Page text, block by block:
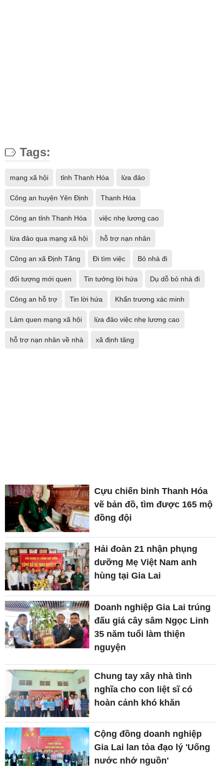
Tags:
mạng xã hội tỉnh Thanh Hóa lừa đảo
Công an huyện Yên Định Thanh Hóa
Công an tỉnh Thanh Hóa việc nhẹ lương cao
lừa đảo qua mạng xã hội hỗ trợ nạn nhân
Công an xã Định Tăng Đi tìm việc Bỏ nhà đi
đối tượng mới quen Tin tưởng lời hứa Dụ dỗ bỏ nhà đi
Công an hỗ trợ Tin lời hứa Khẩn trương xác minh
Làm quen mạng xã hội lừa đảo việc nhẹ lương cao
hỗ trợ nạn nhân về nhà xã định tăng
Cựu chiến binh Thanh Hóa
vẽ bản đồ, tìm được 165 mộ
đồng đội
Hải đoàn 21 nhận phụng
dưỡng Mẹ Việt Nam anh
hùng tại Gia Lai
Doanh nghiệp Gia Lai trúng
đấu giá cây sâm Ngọc Linh
35 năm tuổi làm thiện
nguyện
Chung tay xây nhà tình
nghĩa cho con liệt sĩ có
hoàn cảnh khó khăn
Cộng đồng doanh nghiệp
Gia Lai lan tỏa đạo lý 'Uống
nước nhớ nguồn'